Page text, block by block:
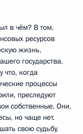
в чём? В том,
ресурсов
жизнь,
государства,
что, когда
процессы
преследуют
собственные. Они,
но чаще нет.
свою судьбу,